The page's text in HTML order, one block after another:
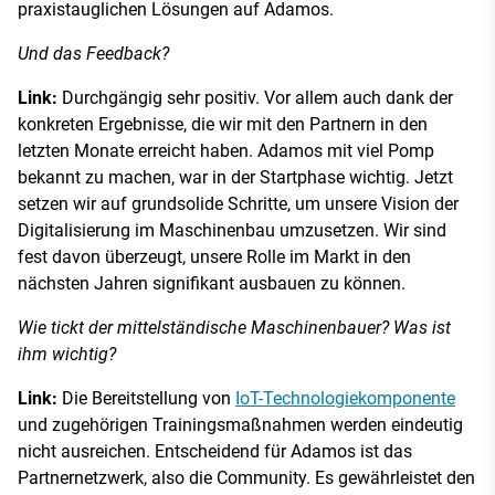
praxistauglichen Lösungen auf Adamos.
Und das Feedback?
Link: Durchgängig sehr positiv. Vor allem auch dank der
konkreten Ergebnisse, die wir mit den Partnern in den
letzten Monate erreicht haben. Adamos mit viel Pomp
bekannt zu machen, war in der Startphase wichtig. Jetzt
setzen wir auf grundsolide Schritte, um unsere Vision der
Digitalisierung im Maschinenbau umzusetzen. Wir sind
fest davon überzeugt, unsere Rolle im Markt in den
nächsten Jahren signifikant ausbauen zu können.
Wie tickt der mittelständische Maschinenbauer? Was ist
ihm wichtig?
Link: Die Bereitstellung von IoT-Technologiekomponente
und zugehörigen Trainingsmaßnahmen werden eindeutig
nicht ausreichen. Entscheidend für Adamos ist das
Partnernetzwerk, also die Community. Es gewährleistet den